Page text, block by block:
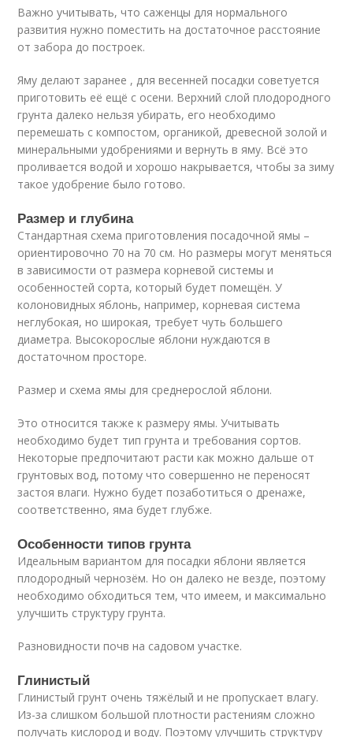
Важно учитывать, что саженцы для нормального
развития нужно поместить на достаточное расстояние
от забора до построек.
Яму делают заранее , для весенней посадки советуется
приготовить её ещё с осени. Верхний слой плодородного
грунта далеко нельзя убирать, его необходимо
перемешать с компостом, органикой, древесной золой и
минеральными удобрениями и вернуть в яму. Всё это
проливается водой и хорошо накрывается, чтобы за зиму
такое удобрение было готово.
Размер и глубина
Стандартная схема приготовления посадочной ямы –
ориентировочно 70 на 70 см. Но размеры могут меняться
в зависимости от размера корневой системы и
особенностей сорта, который будет помещён. У
колоновидных яблонь, например, корневая система
неглубокая, но широкая, требует чуть большего
диаметра. Высокорослые яблони нуждаются в
достаточном просторе.
Размер и схема ямы для среднерослой яблони.
Это относится также к размеру ямы. Учитывать
необходимо будет тип грунта и требования сортов.
Некоторые предпочитают расти как можно дальше от
грунтовых вод, потому что совершенно не переносят
застоя влаги. Нужно будет позаботиться о дренаже,
соответственно, яма будет глубже.
Особенности типов грунта
Идеальным вариантом для посадки яблони является
плодородный чернозём. Но он далеко не везде, поэтому
необходимо обходиться тем, что имеем, и максимально
улучшить структуру грунта.
Разновидности почв на садовом участке.
Глинистый
Глинистый грунт очень тяжёлый и не пропускает влагу.
Из-за слишком большой плотности растениям сложно
получать кислород и воду. Поэтому улучшить структуру